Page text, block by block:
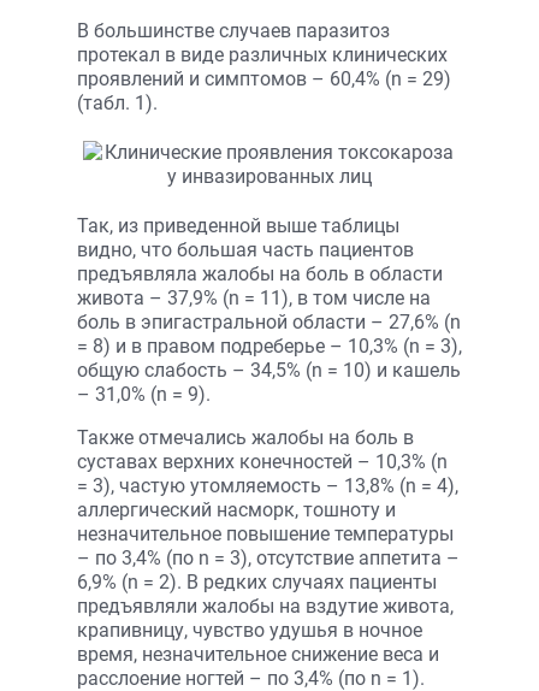
В большинстве случаев паразитоз
протекал в виде различных клинических
проявлений и симптомов – 60,4% (n = 29)
(табл. 1).
Так, из приведенной выше таблицы
видно, что большая часть пациентов
предъявляла жалобы на боль в области
живота – 37,9% (n = 11), в том числе на
боль в эпигастральной области – 27,6% (n
= 8) и в правом подреберье – 10,3% (n = 3),
общую слабость – 34,5% (n = 10) и кашель
– 31,0% (n = 9).
Также отмечались жалобы на боль в
суставах верхних конечностей – 10,3% (n
= 3), частую утомляемость – 13,8% (n = 4),
аллергический насморк, тошноту и
незначительное повышение температуры
– по 3,4% (по n = 3), отсутствие аппетита –
6,9% (n = 2). В редких случаях пациенты
предъявляли жалобы на вздутие живота,
крапивницу, чувство удушья в ночное
время, незначительное снижение веса и
расслоение ногтей – по 3,4% (по n = 1).